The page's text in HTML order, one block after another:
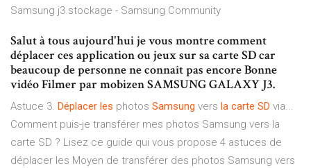
Samsung j3 stockage - Samsung Community
Salut à tous aujourd'hui je vous montre comment
déplacer ces application ou jeux sur sa carte SD car
beaucoup de personne ne connaît pas encore Bonne
vidéo Filmer par mobizen SAMSUNG GALAXY J3.
Astuce 3. Déplacer les photos Samsung vers la carte SD via...
Comment puis-je transférer mes photos Samsung vers la
carte SD ? Lisez ce guide qui vous propose 4 astuces de
déplacer les Moyen de transférer des photos Samsung vers